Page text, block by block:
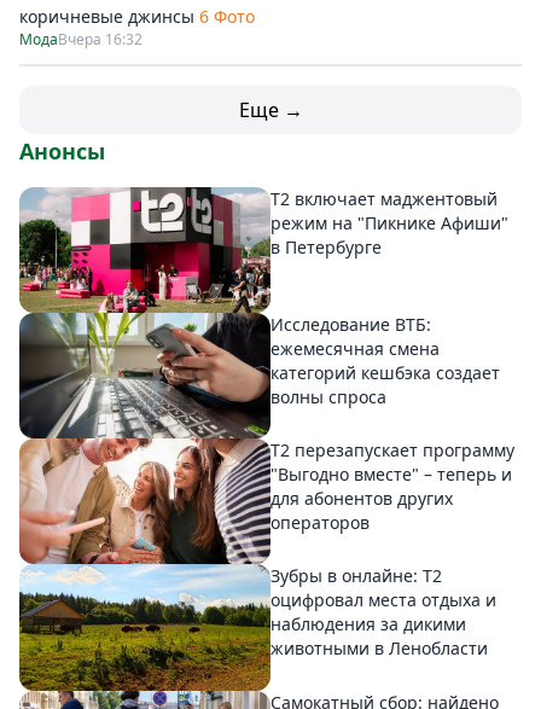
коричневые джинсы 6 Фото
МодаВчера 16:32
Еще →
Анонсы
Т2 включает маджентовый
режим на "Пикнике Афиши"
в Петербурге
Исследование ВТБ:
ежемесячная смена
категорий кешбэка создает
волны спроса
Т2 перезапускает программу
"Выгодно вместе" – теперь и
для абонентов других
операторов
Зубры в онлайне: Т2
оцифровал места отдыха и
наблюдения за дикими
животными в Ленобласти
Самокатный сбор: найдено